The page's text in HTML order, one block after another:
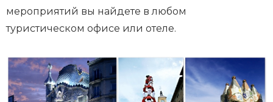
мероприятий вы найдете в любом
туристическом офисе или отеле.